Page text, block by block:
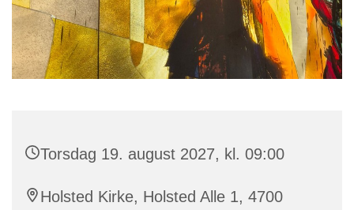
Torsdag 19. august 2027, kl. 09:00
Holsted Kirke, Holsted Alle 1, 4700